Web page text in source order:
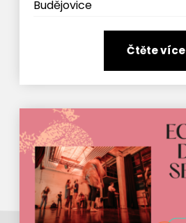
Budějovice
Čtěte více